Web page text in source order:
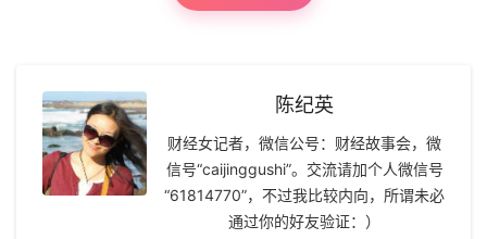
陈纪英
财经女记者，微信公号：财经故事会，微
信号“caijinggushi”。交流请加个人微信号
“61814770”，不过我比较内向，所谓未必
通过你的好友验证：）